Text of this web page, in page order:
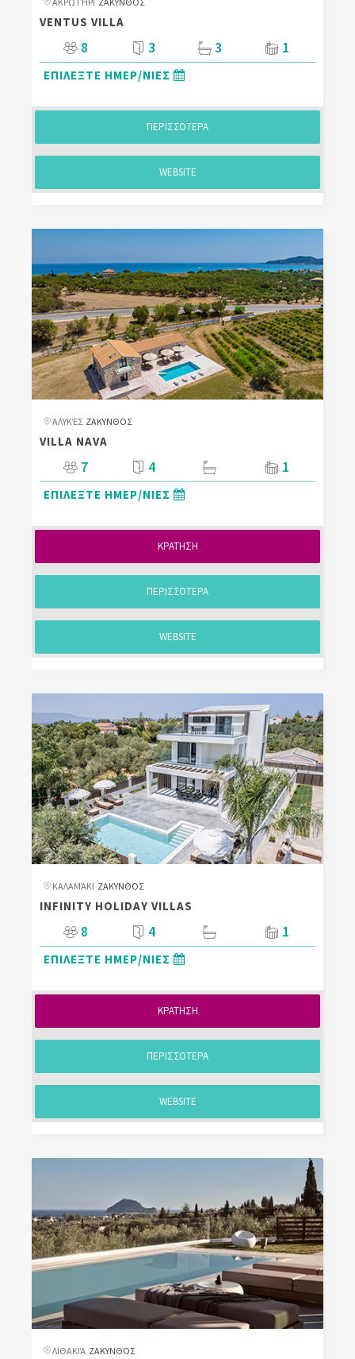
VENTUS VILLA
8 3 3 1
ΕΠΙΛΕΞΤΕ ΗΜΕΡ/ΝΙΕΣ
ΠΕΡΙΣΣΟΤΕΡΑ
WEBSITE
ΑΛΥΚΈΣΖΑΚΥΝΘΟΣ
VILLA NAVA
7 4 1
ΕΠΙΛΕΞΤΕ ΗΜΕΡ/ΝΙΕΣ
ΚΡΑΤΗΣΗ
ΠΕΡΙΣΣΟΤΕΡΑ
WEBSITE
ΚΑΛΑΜΆΚΙ ΖΑΚΥΝΘΟΣ
INFINITY ​HOLIDAY VILLAS
8 4 1
ΕΠΙΛΕΞΤΕ ΗΜΕΡ/ΝΙΕΣ
ΚΡΑΤΗΣΗ
ΠΕΡΙΣΣΟΤΕΡΑ
WEBSITE
ΛΙΘΑΚΙΆ ΖΑΚΥΝΘΟΣ